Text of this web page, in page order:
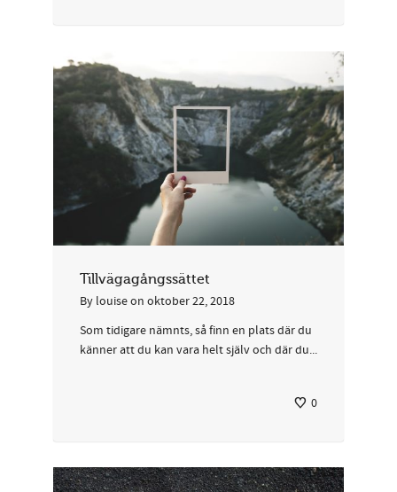
Tillvägagångssättet
By louiseon oktober 22, 2018
Som tidigare nämnts, så finn en plats där du
känner att du kan vara helt själv och där du...
0